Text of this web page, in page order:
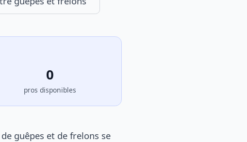
0
pros disponibles
guêpes et de frelons se